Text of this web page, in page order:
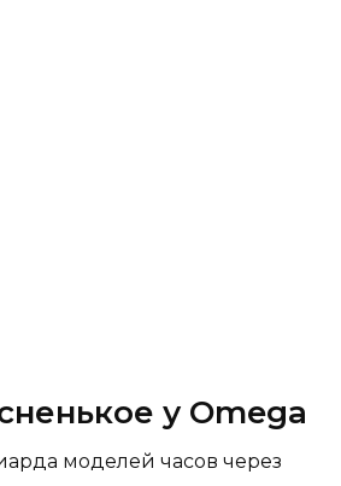
у Omega
моделей часов через